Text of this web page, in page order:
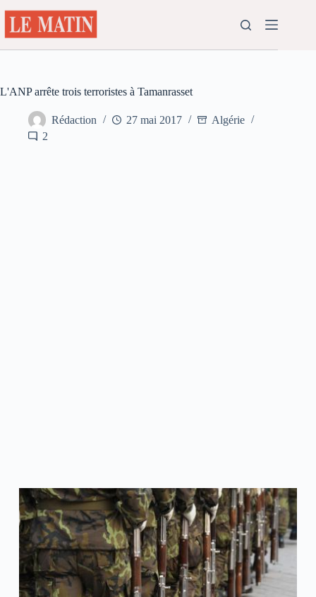
au
contenu
L'ANP arrête trois terroristes à Tamanrasset
Rédaction 27 mai 2017
Algérie
2